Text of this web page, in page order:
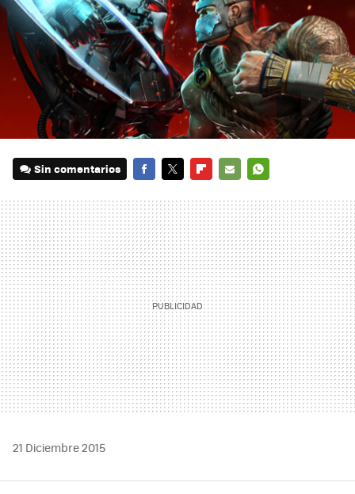
Sin comentarios
MAIL
21 Diciembre 2015